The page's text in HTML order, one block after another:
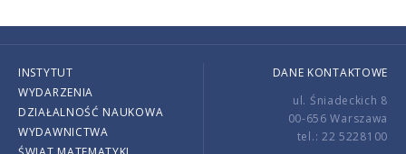
INSTYTUT
WYDARZENIA
DZIAŁALNOŚĆ NAUKOWA
WYDAWNICTWA
DANE KONTAKTOWE
ul. Śniadeckich 8
00-656 Warszawa
tel.: 22 5228100